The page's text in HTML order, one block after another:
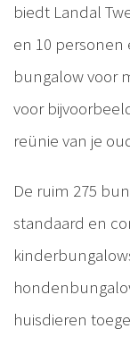
biedt Landal
en 10 personen
bungalow voor
voor
reünie van je
De ruim 275
standaard en
huisdieren